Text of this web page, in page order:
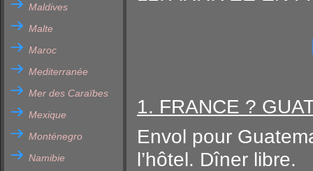
Maldives
Malte
Maroc
Mediterranée
Mer des Caraïbes
Mexique
Monténegro
Namibie
1. FRANCE ?
Envol pour
l’hôtel. Dîner libre.